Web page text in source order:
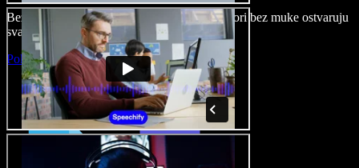
Bez učenja i sve dostupno u pregledniku, autori bez muke ostvaruju
svaku kreativnu ideju.
Pokreni Studio